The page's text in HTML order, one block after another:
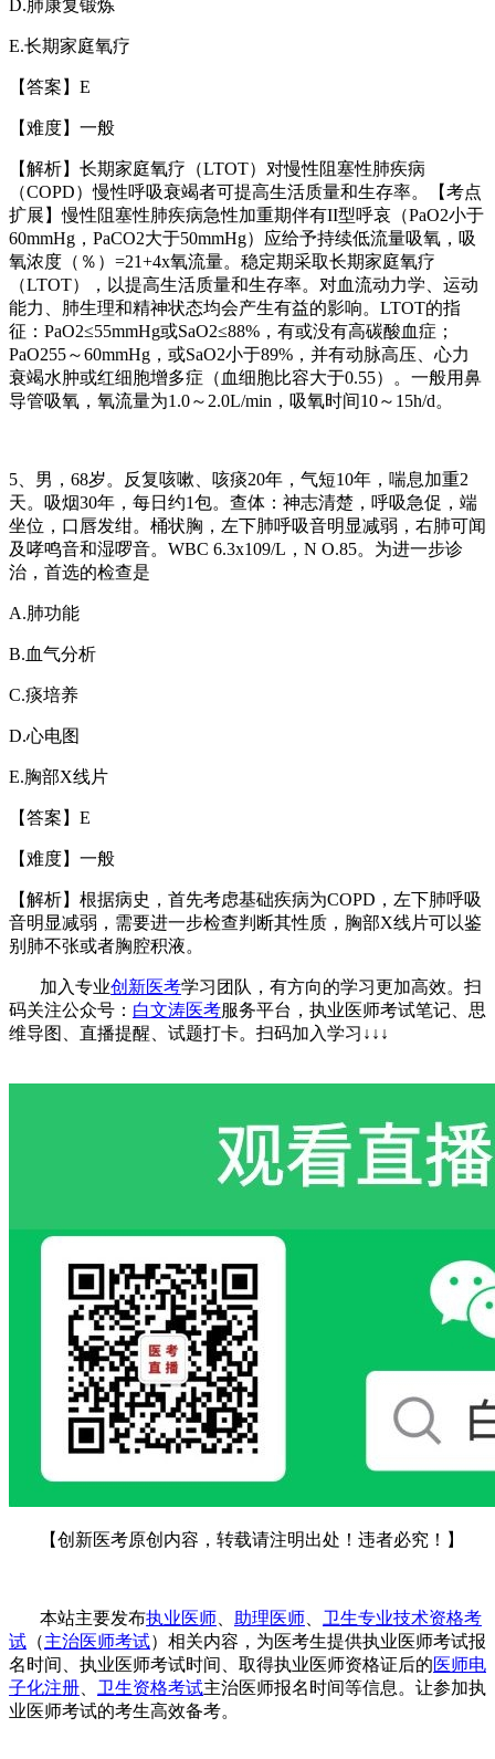
D.肺康复锻炼
E.长期家庭氧疗
【答案】 E
【难度】一般
【解析】长期家庭氧疗（LTOT）对慢性阻塞性肺疾病
（COPD）慢性呼吸衰竭者可提高生活质量和生存率。【考点
扩展】慢性阻塞性肺疾病急性加重期伴有II型呼哀（PaO2小于
60mmHg ， PaCO2大于50mmHg）应给予持续低流量吸氧，吸
氧浓度（％） =21+4x氧流量。稳定期采取长期家庭氧疗
（LTOT），以提高生活质量和生存率。对血流动力学、运动
能力、肺生理和精神状态均会产生有益的影响。 LTOT的指
征： PaO2≤55mmHg或SaO2≤88% ，有或没有高碳酸血症；
PaO255～60mmHg ，或SaO2小于89% ，并有动脉高压、心力
衰竭水肿或红细胞增多症（血细胞比容大于0.55）。一般用鼻
导管吸氧，氧流量为1.0～ 2.0L/min ，吸氧时间10～ 15h/d。
5 、男， 68岁。反复咳嗽、咳痰20年，气短10年，喘息加重2
天。吸烟30年，每日约1包。查体：神志清楚，呼吸急促，端
坐位，口唇发绀。桶状胸，左下肺呼吸音明显减弱，右肺可闻
及哮鸣音和湿啰音。 WBC 6.3x109/L ， N O.85。为进一步诊
治，首选的检查是
A.肺功能
B.血气分析
C.痰培养
D.心电图
E.胸部X线片
【答案】 E
【难度】一般
【解析】根据病史，首先考虑基础疾病为COPD ，左下肺呼吸
音明显减弱，需要进一步检查判断其性质，胸部X线片可以鉴
别肺不张或者胸腔积液。
加入专业创新医考学习团队，有方向的学习更加高效。扫
码关注公众号： 白文涛医考服务平台，执业医师考试笔记、思
维导图、直播提醒、试题打卡。 扫码加入学习 ↓↓↓
【创新医考原创内容，转载请注明出处！违者必究！】
本站主要发布执业医师 助理医师
卫生专业技术资格考
试 （主治医师考试）相关内容，为医考生提供执业医师考试报
名时间、 执业医师考试时间 取得执业医师资格证后的医师电
子化注册
卫生资格考试主治医师报名时间等信息。让参加执
业医师考试的考生高效备考。